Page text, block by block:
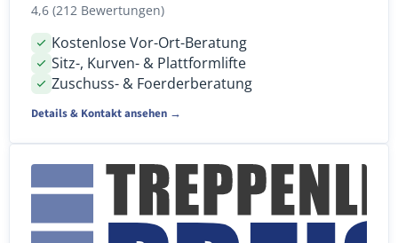
4,6 (212 Bewertungen)
Kostenlose Vor-Ort-Beratung
Sitz-, Kurven- & Plattformlifte
Zuschuss- & Foerderberatung
Details & Kontakt ansehen →